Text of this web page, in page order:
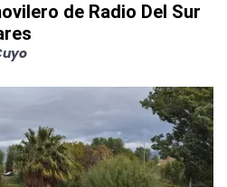
de Radio Del Sur